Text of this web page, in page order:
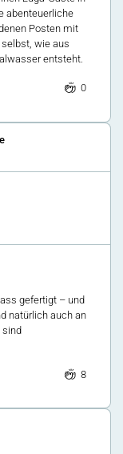
abenteuerliche
Posten mit
wie aus
entsteht.
0
gefertigt – und
natürlich auch an
sind
8